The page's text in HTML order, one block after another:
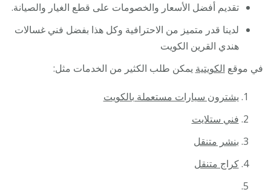
تقديم أفضل الأسعار والخصومات على قطع الغيار والصيانة.
لدينا قدر متميز من الاحترافية وكل هذا بفضل فني غسالات
هندي القرين الكويت
في موقع الكويتية يمكن طلب الكثير من الخدمات مثل:
يشترون سيارات مستعملة بالكويت
فني ستلايت
بنشر متنقل
كراج متنقل